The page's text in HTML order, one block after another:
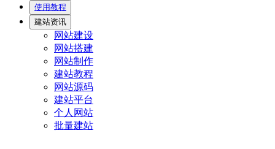
使用教程
建站资讯
网站建设
网站搭建
网站制作
建站教程
网站源码
建站平台
个人网站
批量建站